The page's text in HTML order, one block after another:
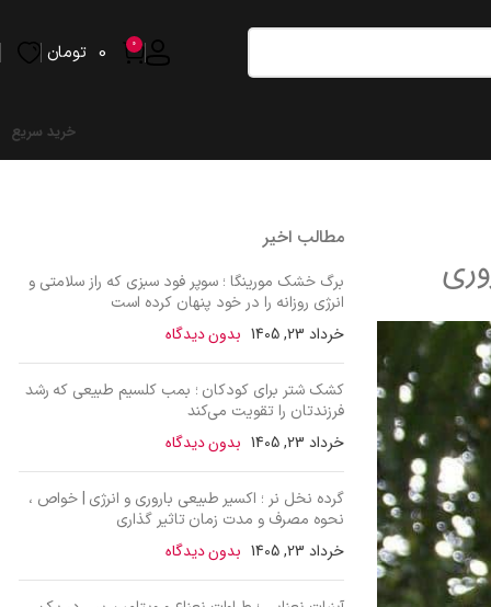
0
0 تومان
خرید سریع
مطالب اخیر
برگ خشک مورینگا ؛ سوپر فود سبزی که راز سلامتی و
انرژی روزانه را در خود پنهان کرده است
خرداد 23, 1405 بدون دیدگاه
کشک شتر برای کودکان ؛ بمب کلسیم طبیعی که رشد
فرزندتان را تقویت می‌کند
خرداد 23, 1405 بدون دیدگاه
گرده نخل نر ؛ اکسیر طبیعی باروری و انرژی | خواص ،
نحوه مصرف و مدت زمان تاثیر گذاری
خرداد 23, 1405 بدون دیدگاه